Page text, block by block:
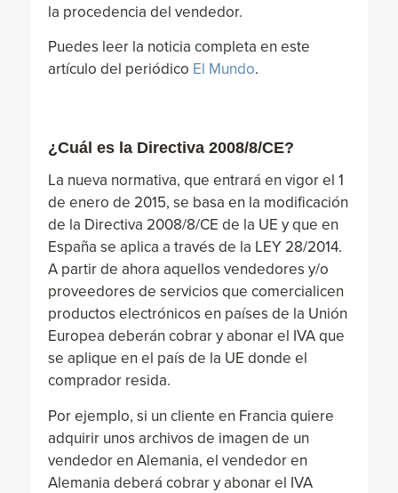
la procedencia del vendedor.
Puedes leer la noticia completa en este
artículo del periódico El Mundo.
¿Cuál es la Directiva 2008/8/CE?
La nueva normativa, que entrará en vigor el 1
de enero de 2015, se basa en la modificación
de la Directiva 2008/8/CE de la UE y que en
España se aplica a través de la LEY 28/2014.
A partir de ahora aquellos vendedores y/o
proveedores de servicios que comercialicen
productos electrónicos en países de la Unión
Europea deberán cobrar y abonar el IVA que
se aplique en el país de la UE donde el
comprador resida.
Por ejemplo, si un cliente en Francia quiere
adquirir unos archivos de imagen de un
vendedor en Alemania, el vendedor en
Alemania deberá cobrar y abonar el IVA